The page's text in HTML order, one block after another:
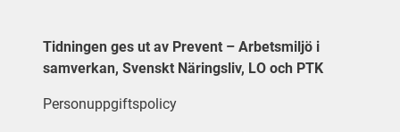
Tidningen ges ut av Prevent – Arbetsmiljö i
samverkan, Svenskt Näringsliv, LO och PTK
Personuppgiftspolicy